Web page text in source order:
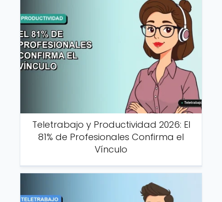
Teletrabajo y Productividad 2026: El
81% de Profesionales Confirma el
Vínculo